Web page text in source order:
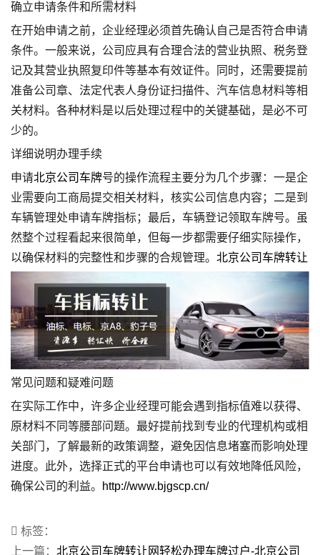
确立申请条件和所需材料
在开始申请之前，企业经理必须首先确认自己是否符合申请
条件。一般来说，公司应具有合理合法的营业执照、税务登
记及其营业执照复印件等基本有效证件。同时，还需要提前
准备公司章、法定代表人身份证扫描件、汽车信息材料等相
关材料。各种材料是以后处理过程中的关键基础，是必不可
少的。
详细说明办理手续
申请北京公司车牌号的操作流程主要分为几个步骤：一是企
业需要向工商局提交相关材料，核实公司信息内容；二是到
车辆管理处申请车牌指标；最后，车辆登记领取车牌号。虽
然整个过程看起来很简单，但每一步都需要仔细实际操作，
以确保材料的完整性和步骤的合规管理。 北京公司车牌转让
常见问题和疑难问题
在实际工作中，许多企业经理可能会遇到指标值难以获得、
原材料不同等腰部问题。最好提前找到专业的代理机构或相
关部门，了解最新的政策调整，避免因信息堵塞而影响处理
进度。此外，选择正式的平台申请也可以有效地降低风险，
确保公司的利益。
http://www.bjgscp.cn/
标签：
上一篇： 北京公司车牌转让网轻松办理车牌过户-北京公司